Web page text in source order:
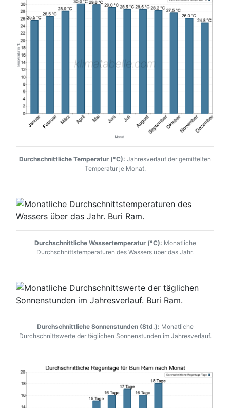
Durchschnittliche Temperatur (°C): Jahresverlauf der gemittelten
Temperatur je Monat.
Durchschnittliche Wassertemperatur (°C): Monatliche
Durchschnittstemperaturen des Wassers über das Jahr.
Durchschnittliche Sonnenstunden (Std.): Monatliche
Durchschnittswerte der täglichen Sonnenstunden im Jahresverlauf.